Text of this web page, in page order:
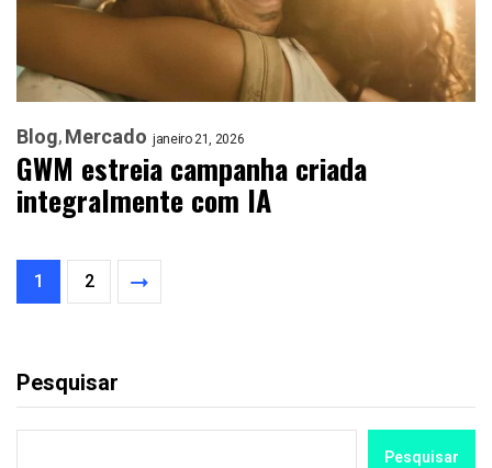
Blog Mercado janeiro 21, 2026
GWM estreia campanha criada
integralmente com IA
1 2
Pesquisar
Pesquisar